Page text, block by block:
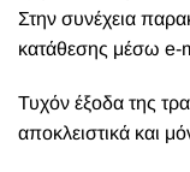
Στην συνέχεια
κατάθεσης μέσω e-
Τυχόν έξοδα της
αποκλειστικά και